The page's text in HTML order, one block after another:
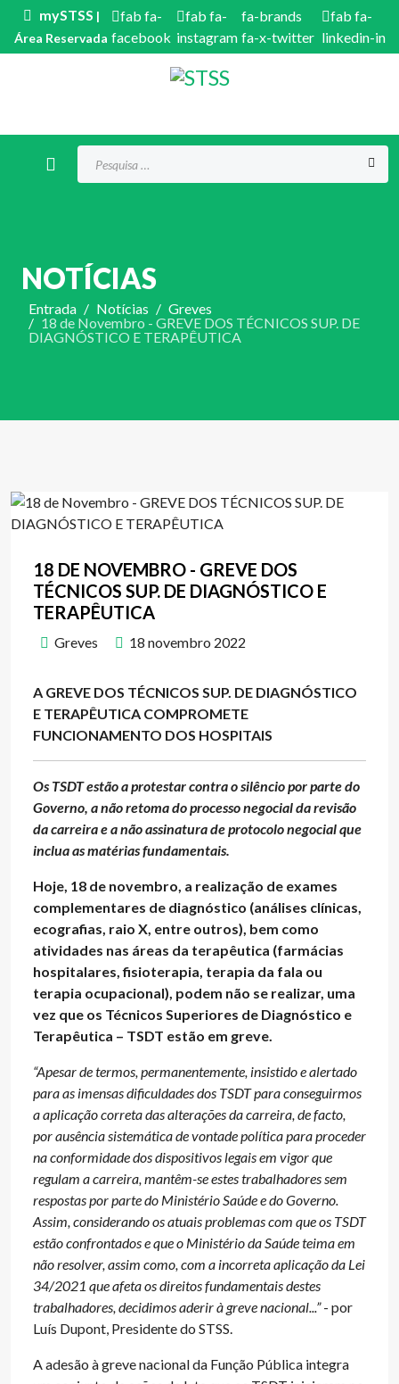
mySTSS |
Área Reservada
fab fa-
facebook
fab fa-
instagram
fa-brands
fa-x-twitter
fab fa-
linkedin-in
NOTÍCIAS
Entrada Notícias
Greves
18 de Novembro - GREVE DOS TÉCNICOS SUP. DE
DIAGNÓSTICO E TERAPÊUTICA
18 DE NOVEMBRO - GREVE DOS
TÉCNICOS SUP. DE DIAGNÓSTICO E
TERAPÊUTICA
Greves 18 novembro 2022
A GREVE DOS TÉCNICOS SUP. DE DIAGNÓSTICO
E TERAPÊUTICA COMPROMETE
FUNCIONAMENTO DOS HOSPITAIS
Os TSDT estão a protestar contra o silêncio por parte do
Governo, a não retoma do processo negocial da revisão
da carreirae a não assinatura de protocolo negocial que
inclua as matérias fundamentais.
Hoje, 18 de novembro, a realização de exames
complementares de diagnóstico (análises clínicas,
ecografias, raio X, entre outros), bem como
atividades nas áreas da terapêutica (farmácias
hospitalares, fisioterapia, terapia da fala ou
terapia ocupacional), podem não se realizar, uma
vez que os Técnicos Superiores de Diagnóstico e
Terapêutica – TSDT estão em greve.
“Apesar de termos, permanentemente, insistido e alertado
para as imensas dificuldades dos TSDT para conseguirmos
a aplicação correta das alterações da carreira, de facto,
por ausência sistemática de vontade política para proceder
na conformidade dos dispositivos legais em vigor que
regulam a carreira, mantêm-se estes trabalhadores sem
respostas por parte do Ministério Saúde e do Governo.
Assim, considerando os atuais problemas com que os TSDT
estão confrontados e que o Ministério da Saúde teima em
não resolver, assim como, com a incorreta aplicação da Lei
34/2021 que afeta os direitos fundamentais destes
trabalhadores, decidimos aderir à greve nacional...”- por
Luís Dupont, Presidente do STSS.
A adesão à greve nacional da Função Pública integra